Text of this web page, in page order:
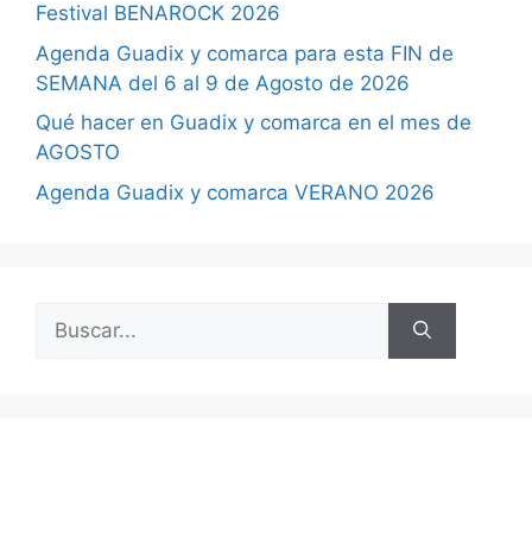
Festival BENAROCK 2026
Agenda Guadix y comarca para esta FIN de
SEMANA del 6 al 9 de Agosto de 2026
Qué hacer en Guadix y comarca en el mes de
AGOSTO
Agenda Guadix y comarca VERANO 2026